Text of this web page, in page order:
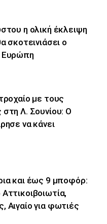
η ολική έκλειψη
σκοτεινιάσει ο
Ευρώπη
με τους
στη Λ. Σουνίου: Ο
να κάνει
και έως 9 μποφόρ:
Αιγαίο για φωτιές